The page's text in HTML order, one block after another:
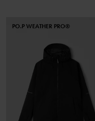
PO.P WEATHER PRO®